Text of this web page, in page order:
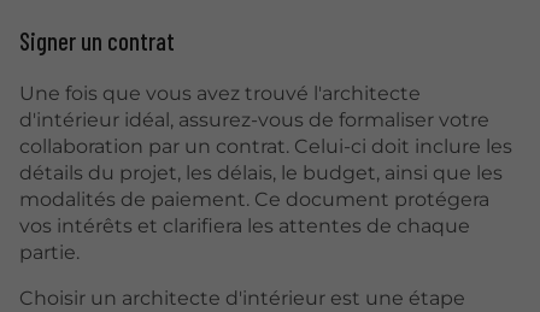
Signer un contrat
Une fois que vous avez trouvé l'architecte
d'intérieur idéal, assurez-vous de formaliser votre
collaboration par un contrat. Celui-ci doit inclure les
détails du projet, les délais, le budget, ainsi que les
modalités de paiement. Ce document protégera
vos intérêts et clarifiera les attentes de chaque
partie.
Choisir un architecte d'intérieur est une étape